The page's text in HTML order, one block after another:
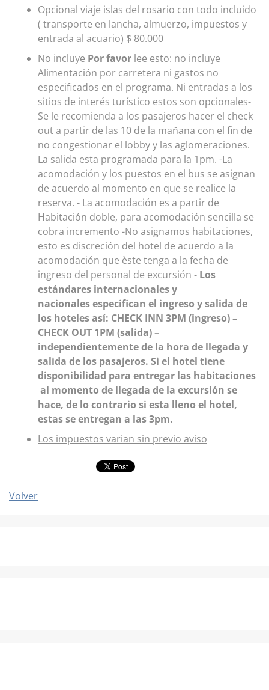
Opcional viaje islas del rosario con todo incluido
( transporte en lancha, almuerzo, impuestos y
entrada al acuario) $ 80.000
No incluye Por favor lee esto: no incluye
Alimentación por carretera ni gastos no
especificados en el programa. Ni entradas a los
sitios de interés turístico estos son opcionales-
Se le recomienda a los pasajeros hacer el check
out a partir de las 10 de la mañana con el fin de
no congestionar el lobby y las aglomeraciones.
La salida esta programada para la 1pm. -La
acomodación y los puestos en el bus se asignan
de acuerdo al momento en que se realice la
reserva. - La acomodación es a partir de
Habitación doble, para acomodación sencilla se
cobra incremento -No asignamos habitaciones,
esto es discreción del hotel de acuerdo a la
acomodación que èste tenga a la fecha de
ingreso del personal de excursión - Los
estándares internacionales y
nacionales especifican el ingreso y salida de
los hoteles así: CHECK INN 3PM (ingreso) –
CHECK OUT 1PM (salida) –
independientemente de la hora de llegada y
salida de los pasajeros. Si el hotel tiene
disponibilidad para entregar las habitaciones
al momento de llegada de la excursión se
hace, de lo contrario si esta lleno el hotel,
estas se entregan a las 3pm.
Los impuestos varian sin previo aviso
Volver